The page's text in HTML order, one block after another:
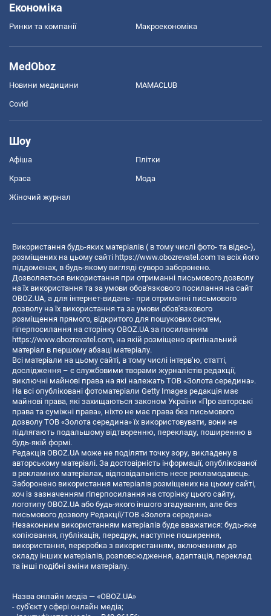
Економіка
Ринки та компанії Макроекономіка
MedOboz
Новини медицини MAMACLUB
Covid
Шоу
Афіша Плітки
Краса Мода
Жіночий журнал
Використання будь-яких матеріалів ( в тому числі фото- та відео-),
розміщених на цьому сайті https://www.obozrevatel.com та всіх його
піддоменах, в будь-якому вигляді суворо заборонено.
Дозволяється використання при отриманні письмового дозволу
на їх використання та за умови обов'язкового посилання на сайт
OBOZ.UA, а для інтернет-видань - при отриманні письмового
дозволу на їх використання та за умови обов'язкового
розміщення прямого, відкритого для пошукових систем,
гіперпосилання на сторінку OBOZ.UA за посиланням
https://www.obozrevatel.com, на якій розміщено оригінальний
матеріал в першому абзаці матеріалу.
Всі матеріали на цьому сайті, в тому числі інтерв’ю, статті,
дослідження – є службовими творами журналістів редакції,
виключні майнові права на які належать ТОВ «Золота середина».
На всі опубліковані фотоматеріали Getty Images редакція має
майнові права, які захищаються законом України «Про авторські
права та суміжні права», ніхто не має права без письмового
дозволу ТОВ «Золота середина» їх використовувати, вони не
підлягають подальшому відтворенню, перекладу, поширенню в
будь-якій формі.
Редакція OBOZ.UA може не поділяти точку зору, викладену в
авторському матеріалі. За достовірність інформації, опублікованої
в рекламних матеріалах, відповідальність несе рекламодавець.
Заборонено використання матеріалів розміщених на цьому сайті,
хоч із зазначенням гіперпосилання на сторінку цього сайту,
логотипу OBOZ.UA або будь-якого іншого згадування, але без
письмового дозволу Редакції/ТОВ «Золота середина»
Незаконним використанням матеріалів буде вважатися: будь-яке
копiювання, публiкацiя, передрук, наступне поширення,
використання, переробка з використанням, включенням до
складу інших матеріалів, розповсюдження, адаптація, переклад
та інші подібні зміни матеріалу.
Назва онлайн медіа — «OBOZ.UA»
- суб'єкт у сфері онлайн медіа;